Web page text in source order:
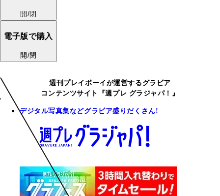
開/閉
電子版で購入
開/閉
週刊プレイボーイが運営するグラビア
コンテンツサイト『週プレ グラジャパ！』
デジタル写真集などグラビア盛りだくさん!